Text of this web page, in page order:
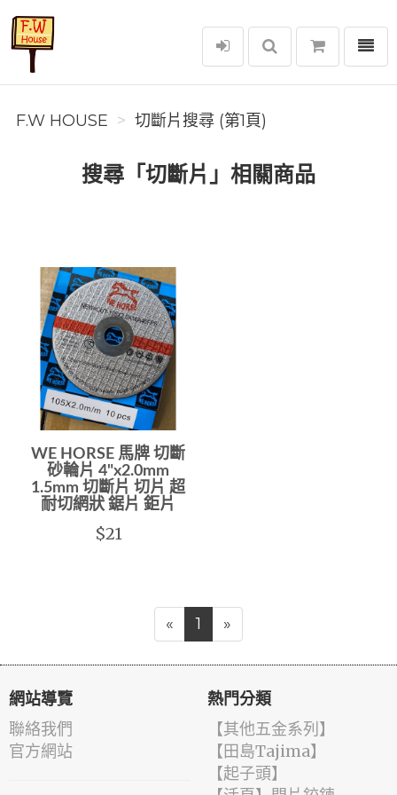
F.W House
選單
F.W HOUSE 切斷片搜尋 (第1頁)
搜尋「切斷片」相關商品
WE HORSE 馬牌 切斷
砂輪片 4"x2.0mm
1.5mm 切斷片 切片 超
耐切網狀 鋸片 鉅片
$21
« 1 »
網站導覽
聯絡我們
官方網站
熱門分類
【其他五金系列】
【田島Tajima】
【起子頭】